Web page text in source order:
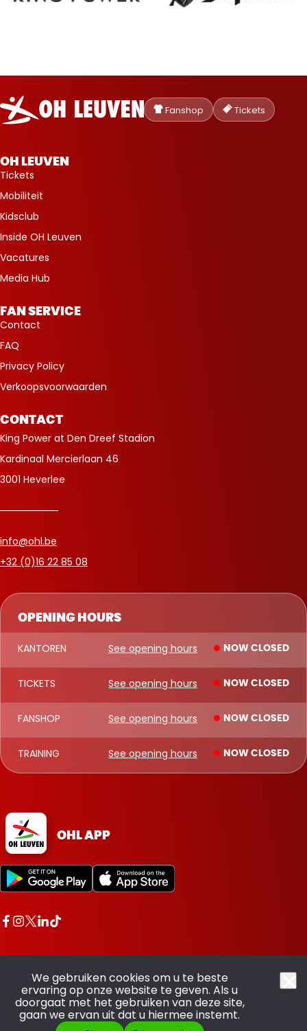
Oud-
Heverlee
Leuven
Fanshop Tickets
OPENING HOURS
KANTOREN See opening hours NOW CLOSED
TICKETS See opening hours NOW CLOSED
FANSHOP See opening hours NOW CLOSED
TRAINING See opening hours NOW CLOSED
OH LEUVEN
Tickets
Mobiliteit
Kidsclub
Inside OH Leuven
Vacatures
Media Hub
FAN SERVICE
Contact
FAQ
Privacy Policy
Verkoopsvoorwaarden
CONTACT
King Power at Den Dreef Stadion
Kardinaal Mercierlaan 46
3001 Heverlee
info@ohl.be
+32 (0)16 22 85 08
OHL APP
All rights reserved OHL - © 2026
We gebruiken cookies om u te beste
ervaring op onze website te geven. Als u
doorgaat met het gebruiken van deze site,
gaan we ervan uit dat u hiermee instemt.